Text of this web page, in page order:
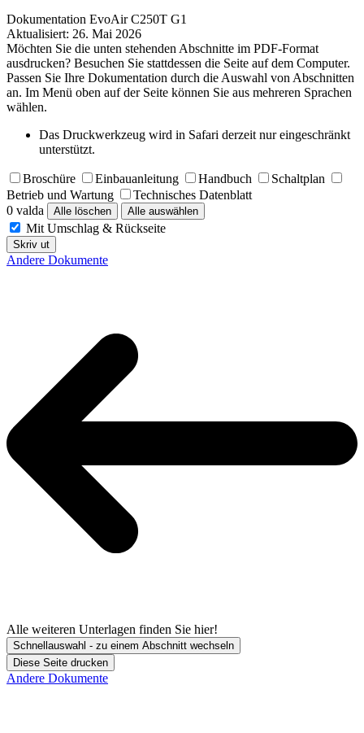
Dokumentation EvoAir C250T G1
Aktualisiert: 26. Mai 2026
Möchten Sie die unten stehenden Abschnitte im PDF-Format
ausdrucken? Besuchen Sie stattdessen die Seite auf dem Computer.
Passen Sie Ihre Dokumentation durch die Auswahl von Abschnitten
an. Im Menü oben auf der Seite können Sie aus mehreren Sprachen
wählen.
Das Druckwerkzeug wird in Safari derzeit nur eingeschränkt
unterstützt.
Broschüre Einbauanleitung Handbuch
Schaltplan
Betrieb und Wartung
Technisches Datenblatt
0 valda
Alle löschen Alle auswählen
Mit Umschlag & Rückseite
Skriv ut
Andere Dokumente
Alle weiteren Unterlagen finden Sie hier!
Schnellauswahl - zu einem Abschnitt wechseln
Diese Seite drucken
Andere Dokumente